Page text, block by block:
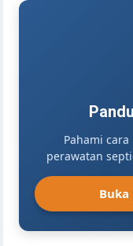
Pahami
perawatan